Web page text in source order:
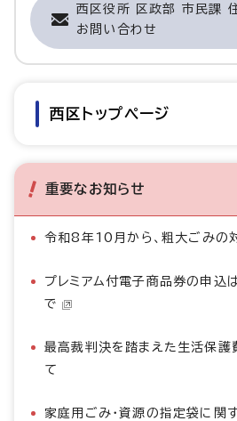
西区役所 区政部 市民課
お問い合わせ
西区トップページ
重要なお知らせ
令和8年10月から、粗大ごみの
プレミアム付電子商品券の申込
で
最高裁判決を踏まえた生活保護
て
家庭用ごみ・資源の指定袋に関